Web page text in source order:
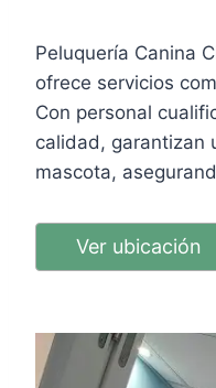
Peluquería Canina
ofrece servicios
Con personal
calidad, garantizan
mascota,
Ver ubicación